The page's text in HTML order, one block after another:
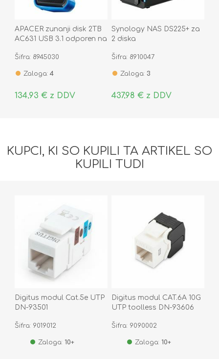
APACER zunanji disk 2TB
AC631 USB 3.1 odporen na
Šifra: 8945030
Zaloga: 4
134,93 € z DDV
Synology NAS DS225+ za
2 diska
Šifra: 8910047
Zaloga: 3
437,98 € z DDV
KUPCI, KI SO KUPILI TA ARTIKEL SO
KUPILI TUDI
Digitus modul Cat.5e UTP
DN-93501
Šifra: 9019012
Zaloga: 10+
Digitus modul CAT.6A 10G
UTP toolless DN-93606
Šifra: 9090002
Zaloga: 10+